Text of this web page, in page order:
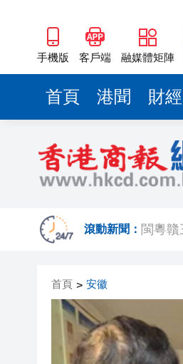
手機版 客戶端 融媒體矩陣
首頁 港聞 財經
滾動新聞：
有片丨
50餘位
海南
2025
山東26
閩粵
海南
梁振英
首頁 > 安徽